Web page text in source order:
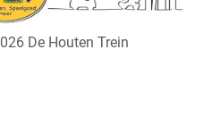
De Houten Trein